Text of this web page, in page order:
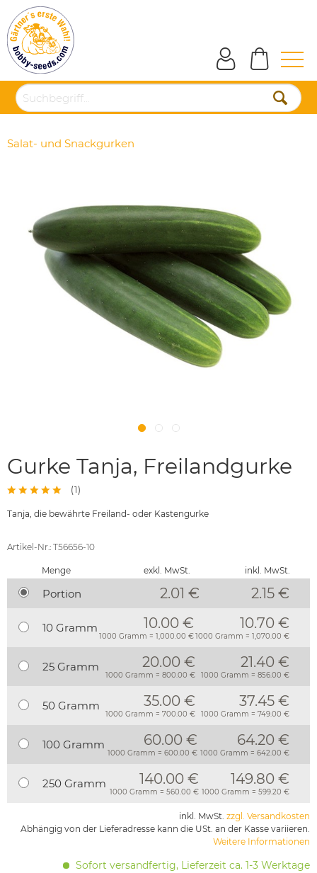
Salat- und Snackgurken
Gurke Tanja, Freilandgurke
(1)
Tanja, die bewährte Freiland- oder Kastengurke
Artikel-Nr.: T56656-10
Menge exkl. MwSt. inkl. MwSt.
Portion 2.01 € 2.15 €
10 Gramm 10.00 €
1000 Gramm = 1,000.00 €
10.70 €
1000 Gramm = 1,070.00 €
25 Gramm 20.00 €
1000 Gramm = 800.00 €
21.40 €
1000 Gramm = 856.00 €
50 Gramm 35.00 €
1000 Gramm = 700.00 €
37.45 €
1000 Gramm = 749.00 €
100 Gramm 60.00 €
1000 Gramm = 600.00 €
64.20 €
1000 Gramm = 642.00 €
250 Gramm 140.00 €
1000 Gramm = 560.00 €
149.80 €
1000 Gramm = 599.20 €
inkl. MwSt. zzgl. Versandkosten
Abhängig von der Lieferadresse kann die USt. an der Kasse variieren.
Weitere Informationen
Sofort versandfertig, Lieferzeit ca. 1-3 Werktage